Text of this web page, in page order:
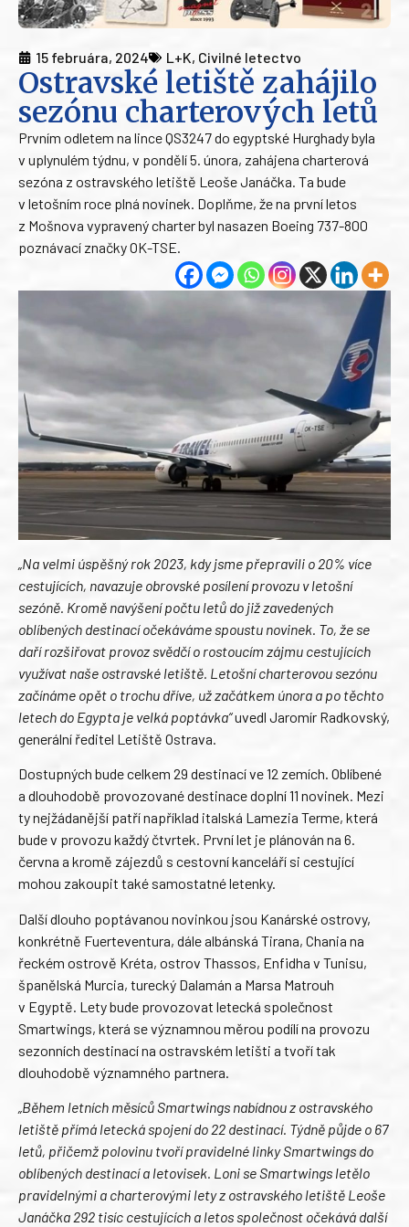
15 februára, 2024 L+K, Civilné letectvo
Ostravské letiště zahájilo
sezónu charterových letů
Prvním odletem na lince QS3247 do egyptské Hurghady byla
v uplynulém týdnu, v pondělí 5. února, zahájena charterová
sezóna z ostravského letiště Leoše Janáčka. Ta bude
v letošním roce plná novinek. Doplňme, že na první letos
z Mošnova vypravený charter byl nasazen Boeing 737-800
poznávací značky OK-TSE.
„Na velmi úspěšný rok 2023, kdy jsme přepravili o 20% více
cestujících, navazuje obrovské posílení provozu v letošní
sezóně. Kromě navýšení počtu letů do již zavedených
oblíbených destinací očekáváme spoustu novinek. To, že se
daří rozšiřovat provoz svědčí o rostoucím zájmu cestujících
využívat naše ostravské letiště. Letošní charterovou sezónu
začínáme opět o trochu dříve, už začátkem února a po těchto
letech do Egypta je velká poptávka“uvedl Jaromír Radkovský,
generální ředitel Letiště Ostrava.
Dostupných bude celkem 29 destinací ve 12 zemích. Oblíbené
a dlouhodobě provozované destinace doplní 11 novinek. Mezi
ty nejžádanější patří například italská Lamezia Terme, která
bude v provozu každý čtvrtek. První let je plánován na 6.
června a kromě zájezdů s cestovní kanceláří si cestující
mohou zakoupit také samostatné letenky.
Další dlouho poptávanou novinkou jsou Kanárské ostrovy,
konkrétně Fuerteventura, dále albánská Tirana, Chania na
řeckém ostrově Kréta, ostrov Thassos, Enfidha v Tunisu,
španělská Murcia, turecký Dalamán a Marsa Matrouh
v Egyptě. Lety bude provozovat letecká společnost
Smartwings, která se významnou měrou podílí na provozu
sezonních destinací na ostravském letišti a tvoří tak
dlouhodobě významného partnera.
„Během letních měsíců Smartwings nabídnou z ostravského
letiště přímá letecká spojení do 22 destinací. Týdně půjde o 67
letů, přičemž polovinu tvoří pravidelné linky Smartwings do
oblíbených destinací a letovisek. Loni se Smartwings letělo
pravidelnými a charterovými lety z ostravského letiště Leoše
Janáčka 292 tisíc cestujících a letos společnost očekává další